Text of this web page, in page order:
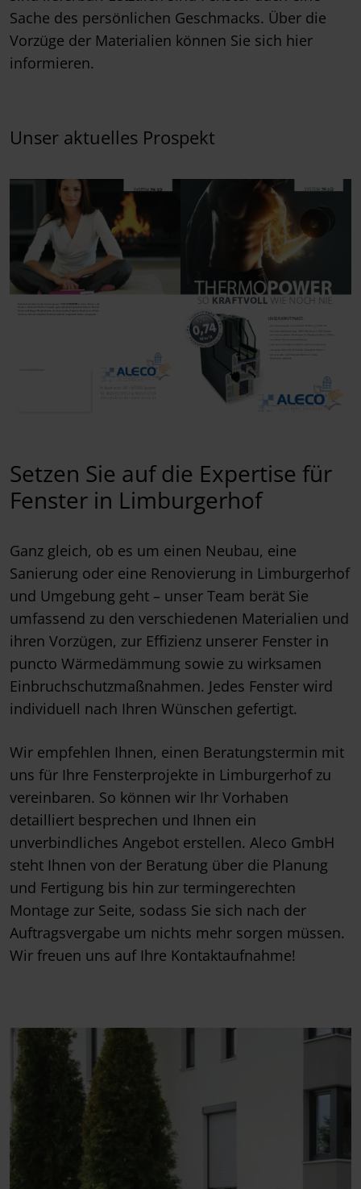
Sache des persönlichen Geschmacks. Über die
Vorzüge der Materialien können Sie sich hier
informieren.
Unser aktuelles Prospekt
Setzen Sie auf die Expertise für
Fenster in Limburgerhof
Ganz gleich, ob es um einen Neubau, eine
Sanierung oder eine Renovierung in Limburgerhof
und Umgebung geht – unser Team berät Sie
umfassend zu den verschiedenen Materialien und
ihren Vorzügen, zur Effizienz unserer Fenster in
puncto Wärmedämmung sowie zu wirksamen
Einbruchschutzmaßnahmen. Jedes Fenster wird
individuell nach Ihren Wünschen gefertigt.
Wir empfehlen Ihnen, einen Beratungstermin mit
uns für Ihre Fensterprojekte in Limburgerhof zu
vereinbaren. So können wir Ihr Vorhaben
detailliert besprechen und Ihnen ein
unverbindliches Angebot erstellen. Aleco GmbH
steht Ihnen von der Beratung über die Planung
und Fertigung bis hin zur termingerechten
Montage zur Seite, sodass Sie sich nach der
Auftragsvergabe um nichts mehr sorgen müssen.
Wir freuen uns auf Ihre Kontaktaufnahme!